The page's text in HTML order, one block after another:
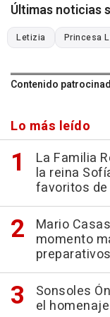
Últimas noticias
Letizia Princesa
Contenido
Lo más leído
La Familia
la reina
favoritos de
Mario
momento
Sonsoles
el